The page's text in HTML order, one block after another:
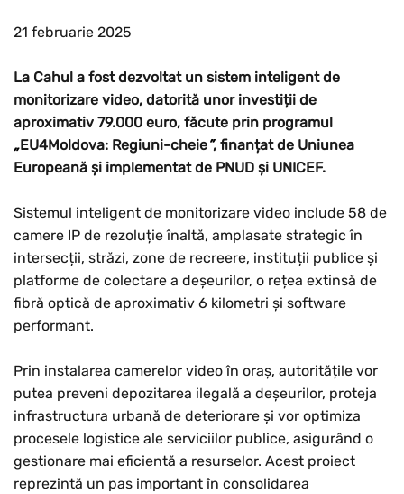
21 februarie 2025
La Cahul a fost dezvoltat un sistem inteligent de
monitorizare video, datorită unor investiții de
aproximativ 79.000 euro, făcute prin programul
„EU4Moldova: Regiuni-cheie”, finanțat de Uniunea
Europeană și implementat de PNUD și UNICEF.
Sistemul inteligent de monitorizare video include 58 de
camere IP de rezoluție înaltă, amplasate strategic în
intersecții, străzi, zone de recreere, instituții publice și
platforme de colectare a deșeurilor, o rețea extinsă de
fibră optică de aproximativ 6 kilometri și software
performant.
Prin instalarea camerelor video în oraș, autoritățile vor
putea preveni depozitarea ilegală a deșeurilor, proteja
infrastructura urbană de deteriorare și vor optimiza
procesele logistice ale serviciilor publice, asigurând o
gestionare mai eficientă a resurselor. Acest proiect
reprezintă un pas important în consolidarea